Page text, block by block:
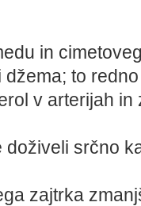
in
to
v arterijah in
srčno
zajtrka